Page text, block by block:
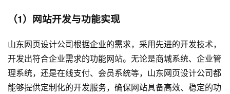
（1） 网站开发与功能实现
山东网页设计公司根据企业的需求，采用先进的开发技术，
开发出符合企业需求的功能网站。无论是商城系统、企业管
理系统，还是在线支付、会员系统等，山东网页设计公司都
能够提供定制化的开发服务，确保网站具备高效、稳定的功